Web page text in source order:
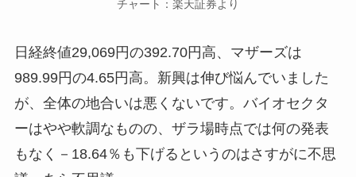
チャート：楽天証券より
日経終値29,069円の392.70円高、マザーズは
989.99円の4.65円高。新興は伸び悩んでいました
が、全体の地合いは悪くないです。バイオセクタ
ーはやや軟調なものの、ザラ場時点では何の発表
もなく－18.64％も下げるというのはさすがに不思